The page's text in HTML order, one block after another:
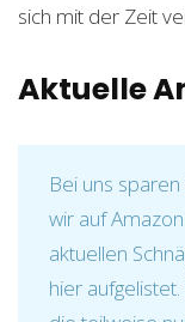
sich mit der Zeit
Aktuelle
Bei uns
wir auf
aktuellen
hier